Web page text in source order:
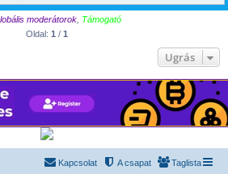
moderátorok Támogató
Oldal: 1 / 1
Ugrás
Taglista
A csapat
Kapcsolat